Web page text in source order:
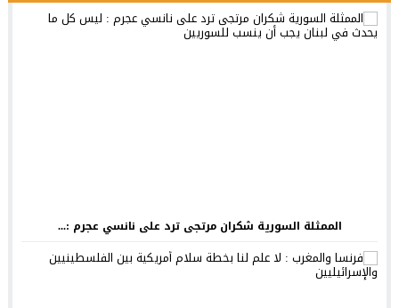
الممثلة السورية شكران مرتجى ترد على نانسي عجرم :...